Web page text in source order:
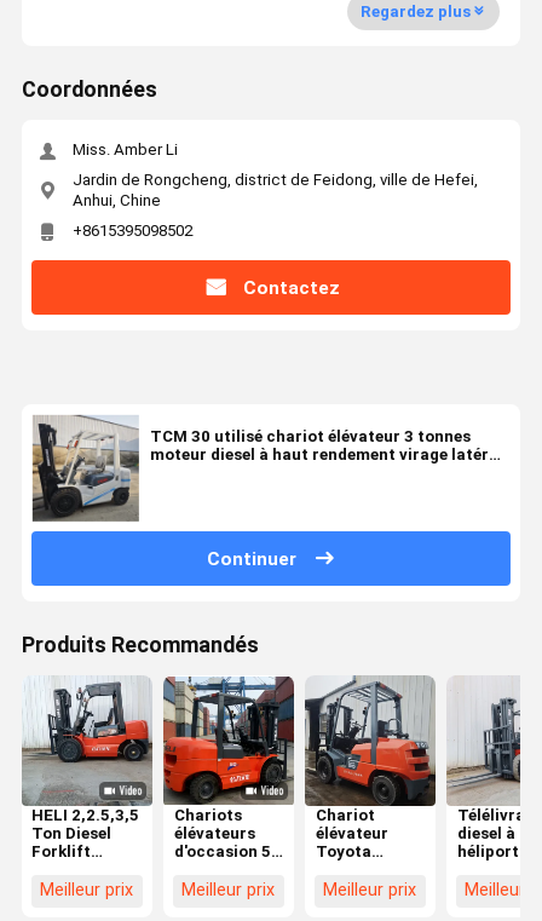
Regardez plus
Coordonnées
Miss. Amber Li
Jardin de Rongcheng, district de Feidong, ville de Hefei,
Anhui, Chine
+8615395098502
Contactez
TCM 30 utilisé chariot élévateur 3 tonnes
moteur diesel à haut rendement virage latéral
Continuer
Produits Recommandés
HELI 2,2.5,3,5
Ton Diesel
Forklift
excellent état
Meilleur prix
Chariots
élévateurs
d'occasion 5t
Fournisseurs
Meilleur prix
Chariot
élévateur
Toyota
tonnes GPL
Meilleur prix
diesel à
héliport de
rouge avec
Meilleur